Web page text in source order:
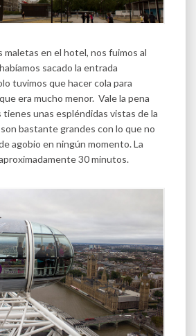
maletas en el hotel, nos fuimos al
sacado la entrada
tuvimos que hacer cola para
era mucho menor. Vale la pena
tienes unas espléndidas vistas de la
bastante grandes con lo que no
agobio en ningún momento. La
30 minutos.